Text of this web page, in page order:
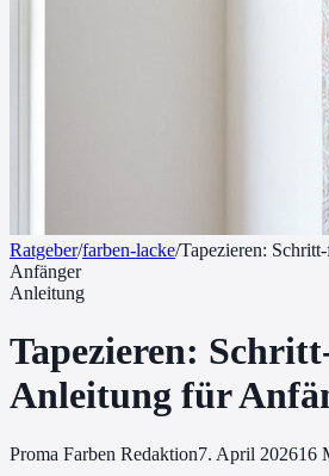
Ratgeber/farben-lacke/Tapezieren:
Anfänger
Anleitung
Tapezieren:
Anleitung für
Proma Farben Redaktion7. April 202616